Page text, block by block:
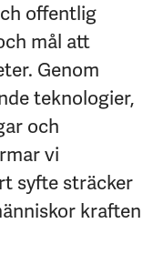
offentlig
mål att
Genom
teknologier,
och
vi
syfte sträcker
kraften